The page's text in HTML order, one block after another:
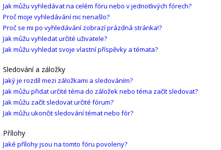
Jak můžu vyhledávat na celém fóru nebo v jednotlivých fórech?
Proč moje vyhledávání nic nenašlo?
Proč se mi po vyhledávání zobrazí prázdná stránka!?
Jak můžu vyhledat určité uživatele?
Jak můžu vyhledat svoje vlastní příspěvky a témata?
Sledování a záložky
Jaký je rozdíl mezi záložkami a sledováním?
Jak můžu přidat určité téma do záložek nebo téma začít sledovat?
Jak můžu začít sledovat určité fórum?
Jak můžu ukončit sledování témat nebo fór?
Přílohy
Jaké přílohy jsou na tomto fóru povoleny?